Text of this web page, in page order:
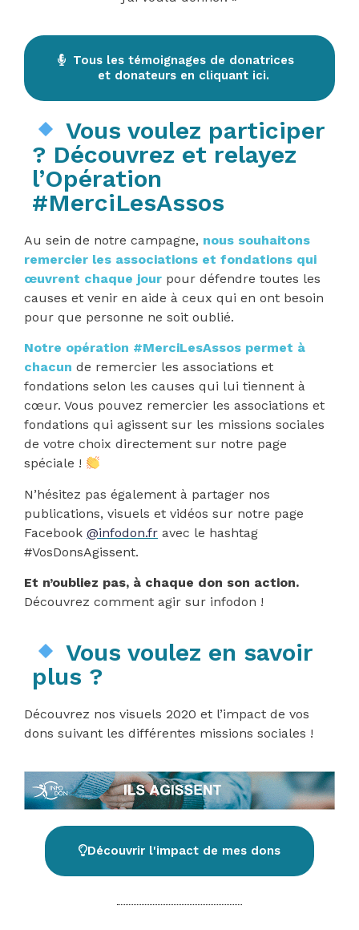
Tous les témoignages de donatrices
et donateurs en cliquant ici.
Vous voulez participer
? Découvrez et relayez
l’Opération
#MerciLesAssos
Au sein de notre campagne, nous souhaitons
remercier les associations et fondations qui
œuvrent chaque jour pour défendre toutes les
causes et venir en aide à ceux qui en ont besoin
pour que personne ne soit oublié.
Notre opération #MerciLesAssos permet à
chacun de remercier les associations et
fondations selon les causes qui lui tiennent à
cœur. Vous pouvez remercier les associations et
fondations qui agissent sur les missions sociales
de votre choix directement sur notre page
spéciale !
N’hésitez pas également à partager nos
publications, visuels et vidéos sur notre page
Facebook @infodon.fr avec le hashtag
#VosDonsAgissent.
Et n’oubliez pas, à chaque don son action.
Découvrez comment agir sur infodon !
Vous voulez en savoir
plus ?
Découvrez nos visuels 2020 et l’impact de vos
dons suivant les différentes missions sociales !
Découvrir l'impact de mes dons